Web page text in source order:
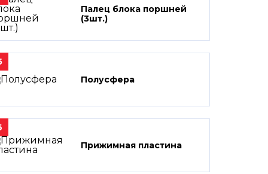
Палец блока поршней
(3шт.)
Полусфера
Прижимная пластина